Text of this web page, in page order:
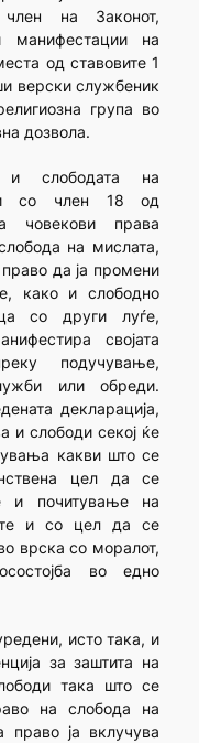
на Законот,
манифестации на
од ставовите 1
верски службеник
група во
дозвола.
и слободата на
и со член 18 од
човекови права
на мислата,
право да ја промени
како и слободно
со други луѓе,
својата
подучување,
или обреди.
декларација,
и слободи секој ќе
какви што се
цел да се
и почитување на
и со цел да се
врска со моралот,
во едно
исто така, и
за заштита на
така што се
на слобода на
право ја вклучува